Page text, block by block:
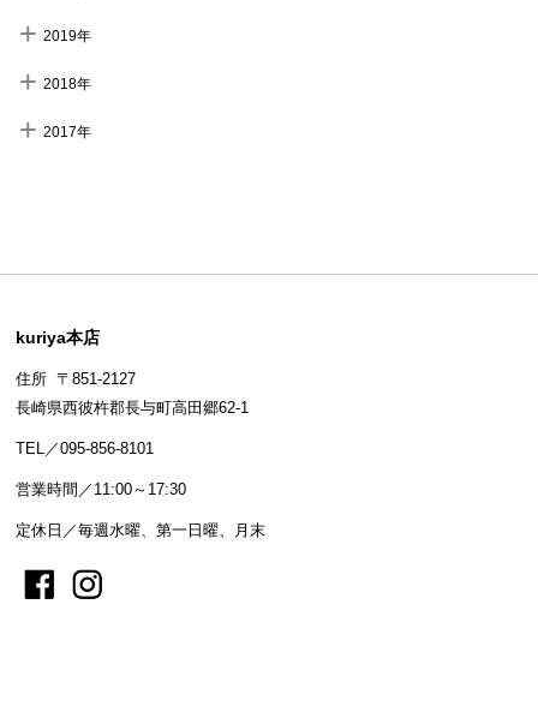
2019年
2018年
2017年
kuriya本店
住所 〒851-2127
長崎県西彼杵郡長与町高田郷62-1
TEL／095-856-8101
営業時間／11:00～17:30
定休日／毎週水曜、第一日曜、月末